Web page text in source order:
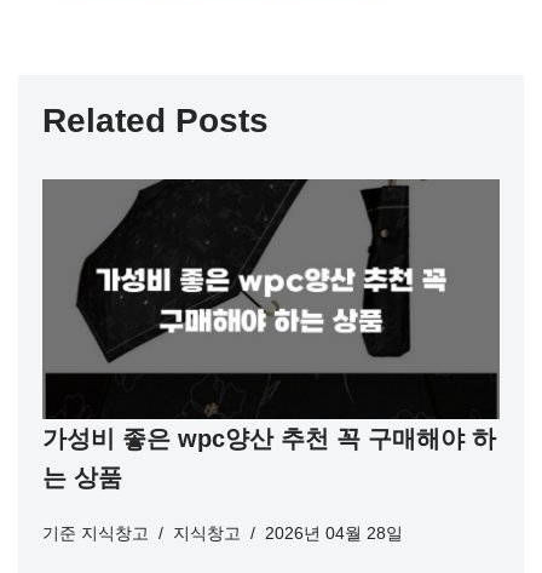
Related Posts
가성비 좋은 wpc양산 추천 꼭 구매해야 하
는 상품
기준 지식창고 지식창고 2026년 04월 28일